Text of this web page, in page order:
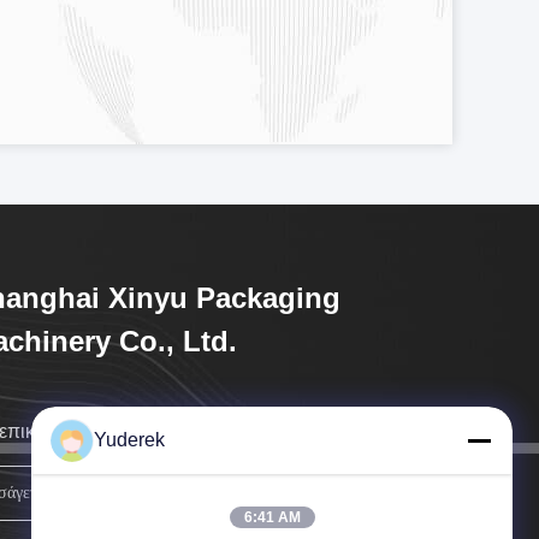
Xinyu Packaging
Co., Ltd.
μαζί σας το συντομότερο δυνατόν.
Yuderek
6:41 AM